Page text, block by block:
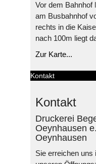
Vor dem Bahnhof
am Busbahnhof
rechts in die
nach 100m liegt
Zur Karte...
Kontakt
Kontakt
Druckerei
Oeynhausen
Oeynhausen
Sie erreichen